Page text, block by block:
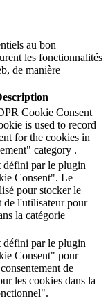
au bon
les fonctionnalités
de manière
Cookie Consent
is used to record
for the cookies in
category .
défini par le plugin
Consent". Le
pour stocker le
de l'utilisateur pour
la catégorie
défini par le plugin
Consent" pour
de
les cookies dans la